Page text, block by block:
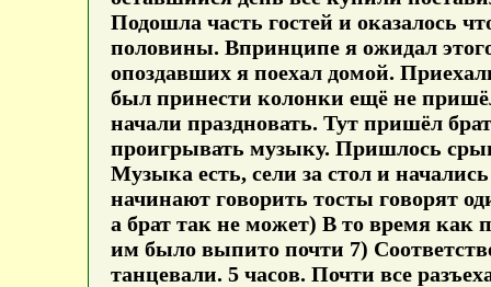
Подошла часть гостей и оказалось
половины. Впринципе я ожидал
опоздавших я поехал домой.
был принести колонки ещё не
начали праздновать. Тут пришёл
проигрывать музыку. Пришлось
Музыка есть, сели за стол и
начинают говорить тосты говорят
а брат так не может) В то время как
им было выпито почти 7)
танцевали. 5 часов. Почти все